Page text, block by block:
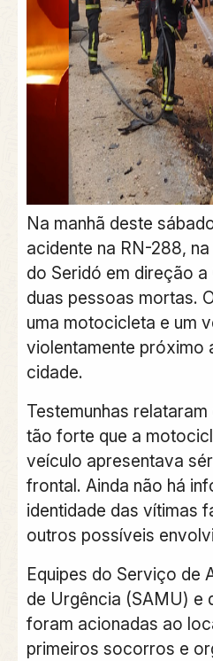
Na manhã deste
acidente na RN-288,
do Seridó em direção
duas pessoas mortas.
uma motocicleta e um
violentamente próximo
cidade.
Testemunhas
tão forte que a
veículo apresentava
frontal. Ainda não há
identidade das vítimas
outros possíveis
Equipes do Serviço de
de Urgência (SAMU) e
foram acionadas ao
primeiros socorros e